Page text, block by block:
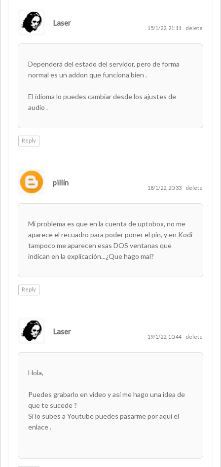
Laser
15/1/22, 21:11 delete
Dependerá del estado del servidor, pero de forma
normal es un addon que funciona bien .
El idioma lo puedes cambiar desde los ajustes de
audio .
Reply
pillín
18/1/22, 20:33 delete
Mi problema es que en la cuenta de uptobox, no me
aparece el recuadro para poder poner el pin, y en Kodi
tampoco me aparecen esas DOS ventanas que
indican en la explicación...¿Que hago mal?
Reply
Laser
19/1/22, 10:44 delete
Hola,
Puedes grabarlo en video y asi me hago una idea de
que te sucede ?
Si lo subes a Youtube puedes pasarme por aqui el
enlace .